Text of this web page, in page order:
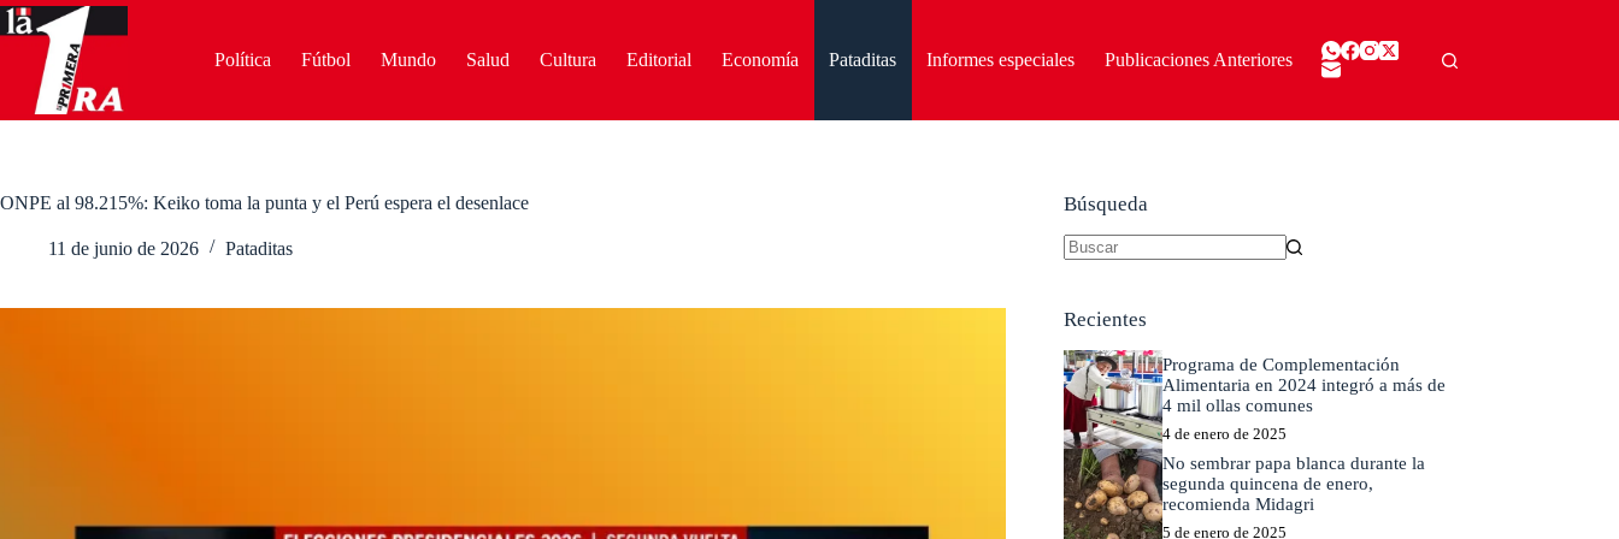
Saltar
al
contenido
Política Fútbol Mundo Salud Cultura Editorial Economía Pataditas Informes especiales Publicaciones Anteriores
ONPE al 98.215%: Keiko toma la punta y el Perú espera el desenlace
11 de junio de 2026 Pataditas
Búsqueda
Recientes
Programa de Complementación
Alimentaria en 2024 integró a más de
4 mil ollas comunes
4 de enero de 2025
No sembrar papa blanca durante la
segunda quincena de enero,
recomienda Midagri
5 de enero de 2025